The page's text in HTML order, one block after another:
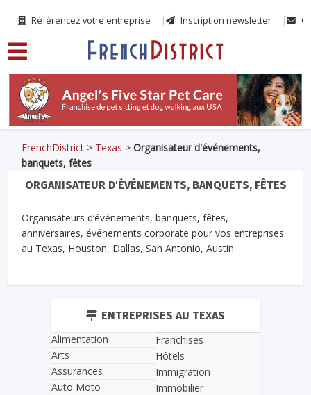
Référencez votre entreprise Inscription newsletter
FrenchDistrict > Texas >Organisateur d'événements,
banquets, fêtes
ORGANISATEUR D'ÉVÉNEMENTS, BANQUETS, FÊTES
Organisateurs d’événements, banquets, fêtes,
anniversaires, événements corporate pour vos entreprises
au Texas, Houston, Dallas, San Antonio, Austin.
ENTREPRISES AU TEXAS
Alimentation
Arts
Assurances
Auto Moto
Franchises
Hôtels
Immigration
Immobilier